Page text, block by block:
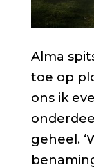
Alma
toe op
ons ik
geheel.